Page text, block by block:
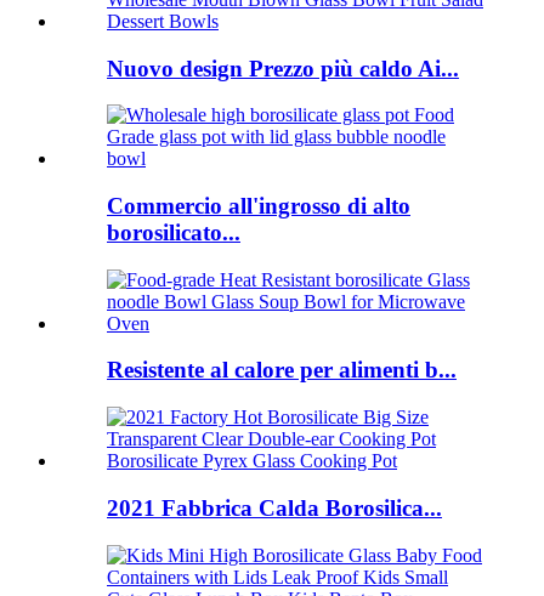
Nuovo design Prezzo più caldo Ai...
Commercio all'ingrosso di alto
borosilicato...
Resistente al calore per alimenti b...
2021 Fabbrica Calda Borosilica...